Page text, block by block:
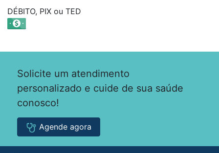
DÉBITO, PIX ou TED
Solicite um atendimento
personalizado e cuide de sua saúde
conosco!
Agende agora